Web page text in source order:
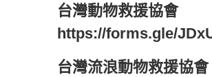
台灣動物救援協會
https://forms.gle/
台灣流浪動物救援協會